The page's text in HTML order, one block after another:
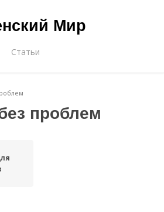
Мир
Статьи
проблем